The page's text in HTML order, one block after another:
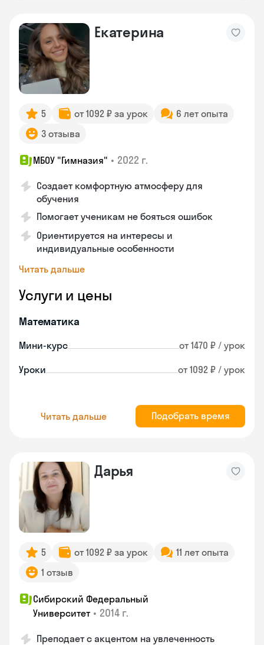
Екатерина
5 от 1092 ₽ за урок
6 лет опыта
3 отзыва
МБОУ "Гимназия" • 2022 г.
Создает комфортную атмосферу для
обучения
Помогает ученикам не бояться ошибок
Ориентируется на интересы и
индивидуальные особенности
Читать дальше
Услуги и цены
Математика
Мини-курс от 1470 ₽ / урок
Уроки от 1092 ₽ / урок
Читать дальше Подобрать время
Дарья
5 от 1092 ₽ за урок
11 лет опыта
1 отзыв
Сибирский Федеральный
Университет • 2014 г.
Преподает с акцентом на увлеченность